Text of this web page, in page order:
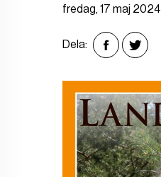
fredag, 17 maj 2024
Dela: